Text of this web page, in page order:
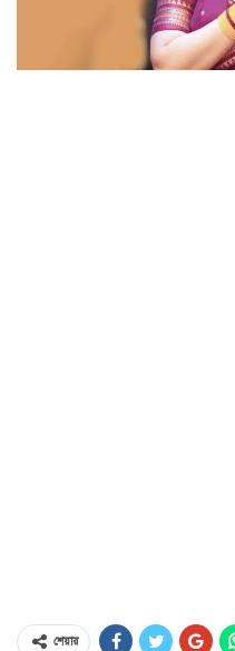
শেয়ার